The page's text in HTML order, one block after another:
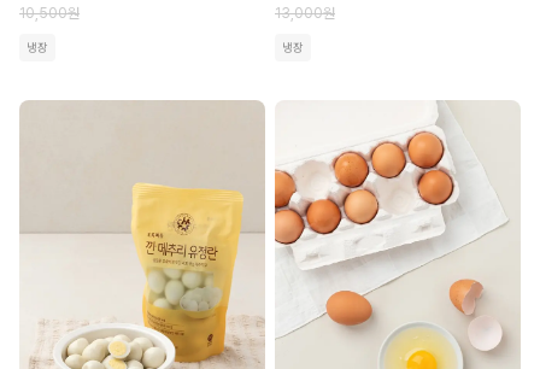
10,500원
냉장
13,000원
냉장